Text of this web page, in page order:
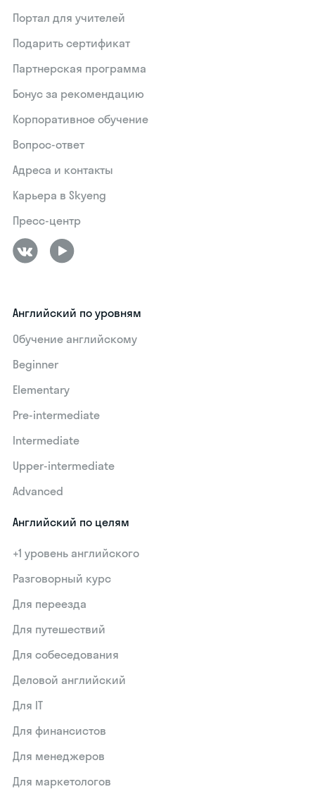
Портал для учителей
Подарить сертификат
Партнерская программа
Бонус за рекомендацию
Корпоративное обучение
Вопрос-ответ
Адреса и контакты
Карьера в Skyeng
Пресс-центр
Английский по уровням
Обучение английскому
Beginner
Elementary
Pre-intermediate
Intermediate
Upper-intermediate
Advanced
Английский по целям
+1 уровень английского
Разговорный курс
Для переезда
Для путешествий
Для собеседования
Деловой английский
Для IT
Для финансистов
Для менеджеров
Для маркетологов